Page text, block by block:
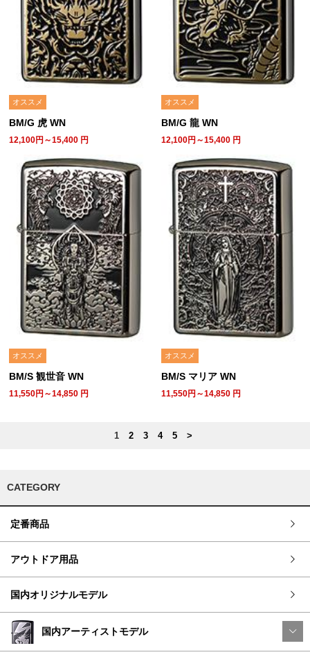
オススメ
BM/G 虎 WN
12,100円～15,400 円
オススメ
BM/G 龍 WN
12,100円～15,400 円
オススメ
BM/S 観世音 WN
11,550円～14,850 円
オススメ
BM/S マリア WN
11,550円～14,850 円
1 2 3 4 5 >
CATEGORY
定番商品
アウトドア用品
国内オリジナルモデル
国内アーティストモデル